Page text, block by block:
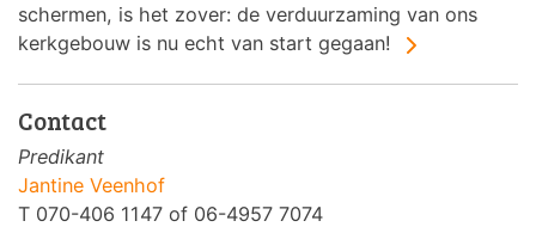
schermen, is het zover: de verduurzaming van ons
kerkgebouw is nu echt van start gegaan!
Contact
Predikant
Jantine Veenhof
T 070-406 1147 of 06-4957 7074